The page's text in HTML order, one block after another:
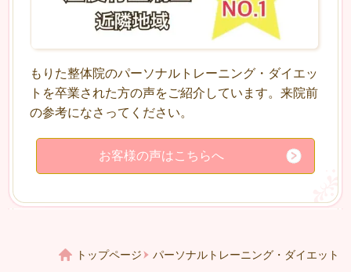
もりた整体院のパーソナルトレーニング・ダイエッ
トを卒業された方の声をご紹介しています。来院前
の参考になさってください。
お客様の声はこちらへ
トップページ パーソナルトレーニング・ダイエット